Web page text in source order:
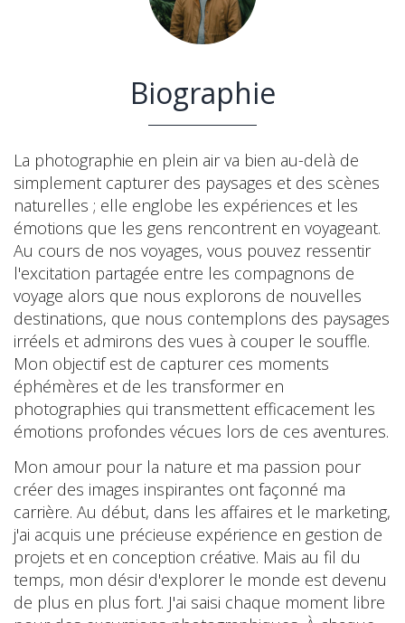
Biographie
La photographie en plein air va bien au-delà de
simplement capturer des paysages et des scènes
naturelles ; elle englobe les expériences et les
émotions que les gens rencontrent en voyageant.
Au cours de nos voyages, vous pouvez ressentir
l'excitation partagée entre les compagnons de
voyage alors que nous explorons de nouvelles
destinations, que nous contemplons des paysages
irréels et admirons des vues à couper le souffle.
Mon objectif est de capturer ces moments
éphémères et de les transformer en
photographies qui transmettent efficacement les
émotions profondes vécues lors de ces aventures.
Mon amour pour la nature et ma passion pour
créer des images inspirantes ont façonné ma
carrière. Au début, dans les affaires et le marketing,
j'ai acquis une précieuse expérience en gestion de
projets et en conception créative. Mais au fil du
temps, mon désir d'explorer le monde est devenu
de plus en plus fort. J'ai saisi chaque moment libre